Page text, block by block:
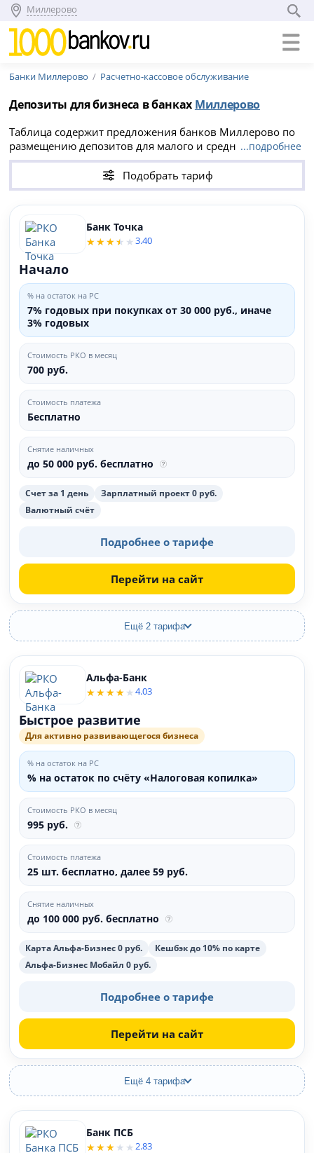
Миллерово
Банки Миллерово Расчетно-кассовое обслуживание
Депозиты для бизнеса в банках Миллерово
Таблица содержит предложения банков Миллерово по
размещению депозитов для малого и среднего бизнеса.
Доход начисляется на остаток по расчетному счету
юридического лица. Вне зависимости от наличия или
отсутствия у вас расчетного счета, вы можете сравнить
банковские тарифы для города Миллерово и найти
расчетно-кассовое обслуживание с выгодными
условиями и наибольшим депозитным процентом на
остаток.
...подробнее
Подобрать тариф
Банк Точка
3.40
Начало
% на остаток на РС
7% годовых при покупках от 30 000 руб., иначе
3% годовых
Стоимость РКО в месяц
700 руб.
Стоимость платежа
Бесплатно
Снятие наличных
до 50 000 руб. бесплатно
Счет за 1 день
Зарплатный проект 0 руб.
Валютный счёт
Подробнее о тарифе
Перейти на сайт
Ещё 2 тарифа
Альфа-Банк
4.03
Быстрое развитие
Для активно развивающегося бизнеса
% на остаток на РС
% на остаток по счёту «Налоговая копилка»
Стоимость РКО в месяц
995 руб.
Стоимость платежа
25 шт. бесплатно, далее 59 руб.
Снятие наличных
до 100 000 руб. бесплатно
Карта Альфа-Бизнес 0 руб.
Кешбэк до 10% по карте
Альфа-Бизнес Мобайл 0 руб.
Подробнее о тарифе
Перейти на сайт
Ещё 4 тарифа
Банк ПСБ
2.83